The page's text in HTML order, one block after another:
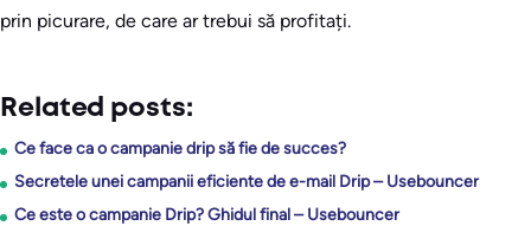
prin picurare, de care ar trebui să profitați.
Related posts:
Ce face ca o campanie drip să fie de succes?
Secretele unei campanii eficiente de e-mail Drip – Usebouncer
Ce este o campanie Drip? Ghidul final – Usebouncer